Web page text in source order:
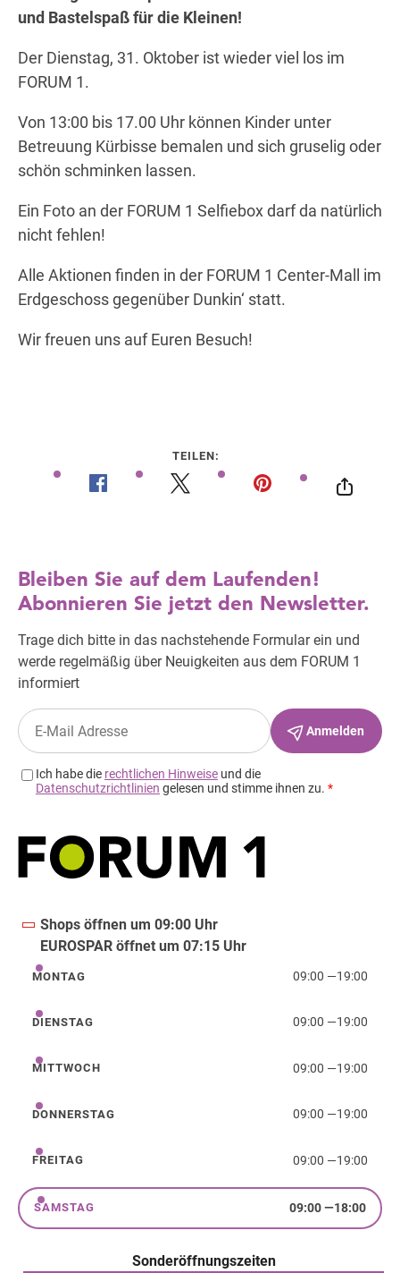
und Bastelspaß für die Kleinen!
Der Dienstag, 31. Oktober ist wieder viel los im
FORUM 1.
Von 13:00 bis 17.00 Uhr können Kinder unter
Betreuung Kürbisse bemalen und sich gruselig oder
schön schminken lassen.
Ein Foto an der FORUM 1 Selfiebox darf da natürlich
nicht fehlen!
Alle Aktionen finden in der FORUM 1 Center-Mall im
Erdgeschoss gegenüber Dunkin‘ statt.
Wir freuen uns auf Euren Besuch!
TEILEN:
Shops öffnen um 09:00 Uhr
EUROSPAR öffnet um 07:15 Uhr
Montag
MONTAG 09:00 —19:00
Dienstag
DIENSTAG 09:00 —19:00
Mittwoch
MITTWOCH 09:00 —19:00
Donnerstag
DONNERSTAG 09:00 —19:00
Freitag
FREITAG 09:00 —19:00
Samstag
SAMSTAG 09:00—18:00
Sonderöffnungszeiten